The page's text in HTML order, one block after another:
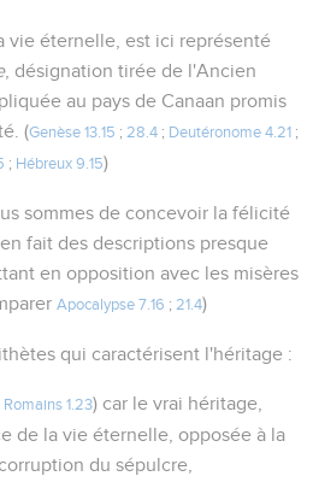
vie éternelle, est ici représenté
, désignation tirée de l'Ancien
au pays de Canaan promis
(Genèse 13.15 ; 28.4 ; Deutéronome 4.21 ;
; Hébreux 9.15)
sommes de concevoir la félicité
fait des descriptions presque
en opposition avec les misères
Apocalypse 7.16 ; 21.4)
qui caractérisent l'héritage :
Romains 1.23) car le vrai héritage,
de la vie éternelle, opposée à la
du sépulcre,